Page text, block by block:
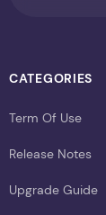
CATEGORIES
Term Of Use
Release Notes
Upgrade Guide